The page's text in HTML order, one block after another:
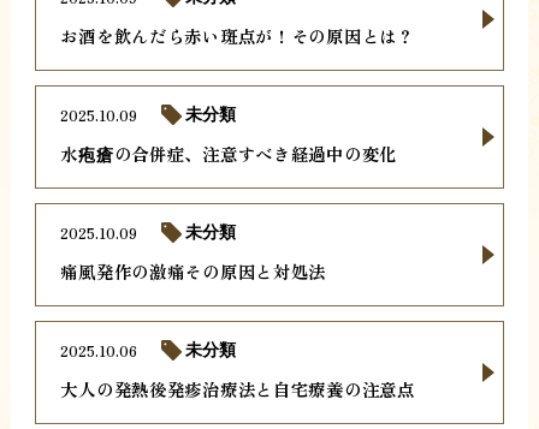
お酒を飲んだら赤い斑点が！その原因とは？
水疱瘡の合併症、注意すべき経過中の変化
2025.10.09 未分類
痛風発作の激痛その原因と対処法
2025.10.09 未分類
大人の発熱後発疹治療法と自宅療養の注意点
2025.10.06 未分類